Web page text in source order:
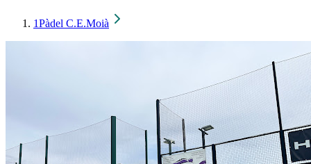
1Pàdel C.E.Moià